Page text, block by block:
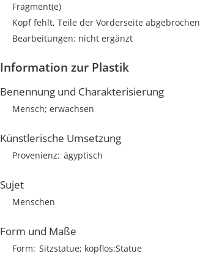
Fragment(e)
Kopf fehlt, Teile der Vorderseite abgebrochen
Bearbeitungen: nicht ergänzt
Information zur Plastik
Benennung und Charakterisierung
Mensch; erwachsen
Künstlerische Umsetzung
Provenienz ägyptisch
Sujet
Menschen
Form und Maße
Form Sitzstatue; kopflos;Statue